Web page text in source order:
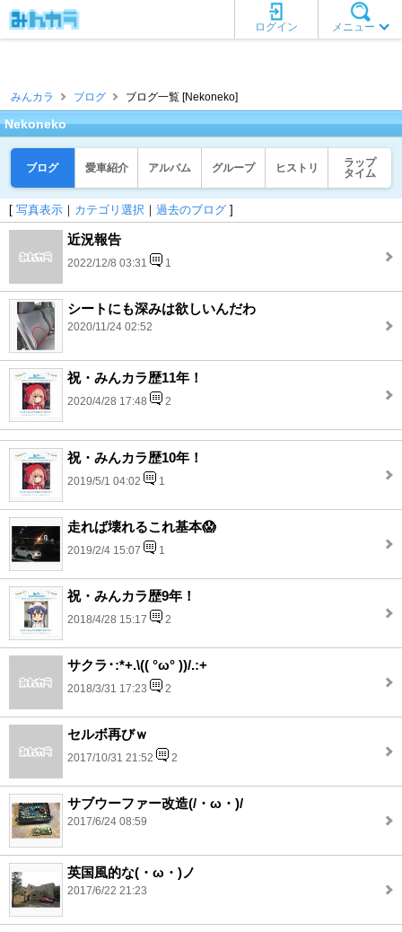
メニュー
ログイン
みんカラ ブログ ブログ一覧 [Nekoneko]
Nekoneko
ブログ 愛車紹介 アルバム グループ ヒストリ
ラップ
タイム
[ 写真表示 ｜ カテゴリ選択 ｜ 過去のブログ ]
近況報告
2022/12/8 03:31 1
シートにも深みは欲しいんだわ
2020/11/24 02:52
祝・みんカラ歴11年！
2020/4/28 17:48 2
祝・みんカラ歴10年！
2019/5/1 04:02 1
走れば壊れるこれ基本😱
2019/2/4 15:07 1
祝・みんカラ歴9年！
2018/4/28 15:17 2
サクラ･:*+.\(( °ω° ))/.:+
2018/3/31 17:23 2
セルボ再びｗ
2017/10/31 21:52 2
サブウーファー改造(/・ω・)/
2017/6/24 08:59
英国風的な(・ω・)ノ
2017/6/22 21:23